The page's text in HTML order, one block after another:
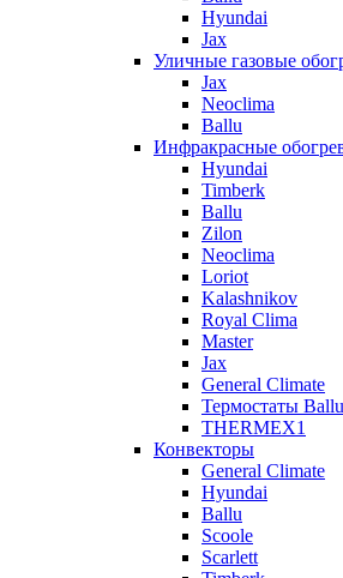
Hyundai
Jax
Уличные газовые
Jax
Neoclima
Ballu
Инфракрасные
Hyundai
Timberk
Ballu
Zilon
Neoclima
Loriot
Kalashnikov
Royal Clima
Master
Jax
General Climate
Термостаты
THERMEX1
Конвекторы
General Climate
Hyundai
Ballu
Scoole
Scarlett